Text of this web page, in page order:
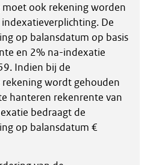
moet ook rekening worden
De
op balansdatum op basis
en 2% na-indexatie
Indien bij de
wordt gehouden
hanteren rekenrente van
bedraagt de
op balansdatum €